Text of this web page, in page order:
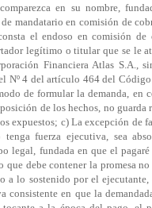
en su nombre,
mandatario en comisión de
el endoso en comisión de
legítimo o titular que se le
Financiera Atlas S.A.,
Nº 4 del artículo 464 del
de formular la demanda, en
de los hechos, no
expuestos; c) La excepción de
fuerza ejecutiva, sea
legal, fundada en que el
debe contener la promesa
a lo sostenido por el
consistente en que la